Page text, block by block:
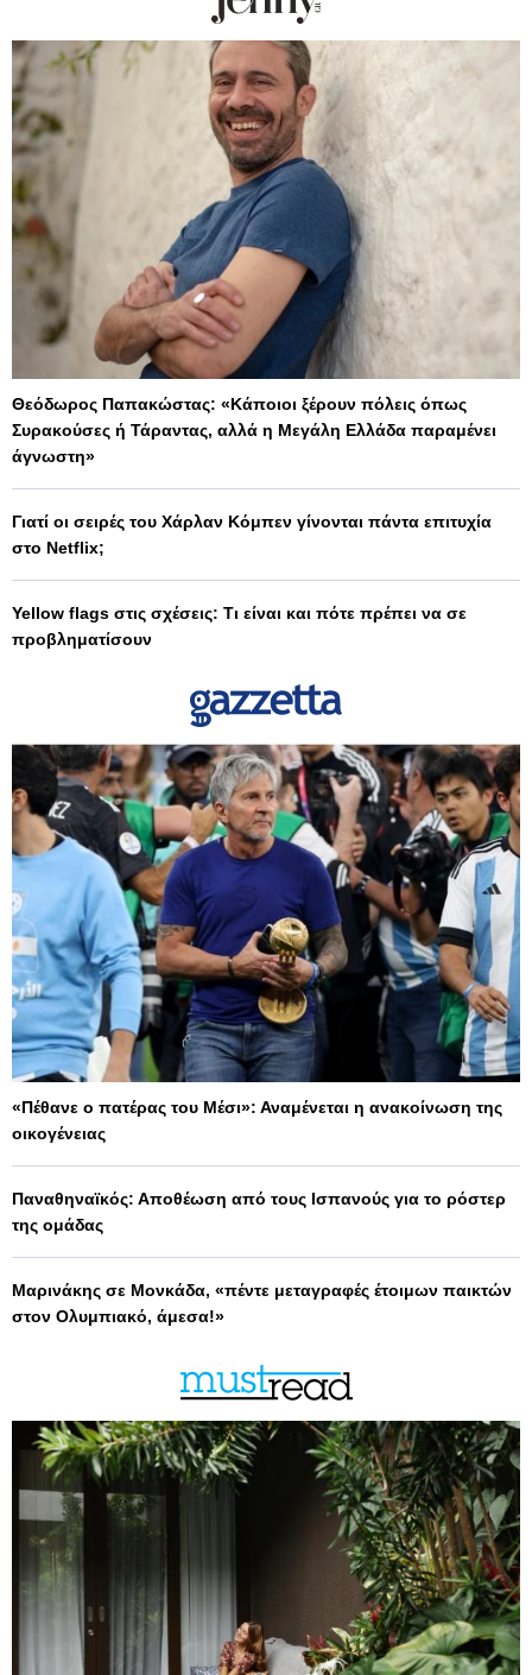
Θεόδωρος Παπακώστας: «Κάποιοι ξέρουν πόλεις όπως
Συρακούσες ή Τάραντας, αλλά η Μεγάλη Ελλάδα παραμένει
άγνωστη»
Γιατί οι σειρές του Χάρλαν Κόμπεν γίνονται πάντα επιτυχία
στο Netflix;
Yellow flags στις σχέσεις: Τι είναι και πότε πρέπει να σε
προβληματίσουν
«Πέθανε ο πατέρας του Μέσι»: Αναμένεται η ανακοίνωση της
οικογένειας
Παναθηναϊκός: Αποθέωση από τους Ισπανούς για το ρόστερ
της ομάδας
Μαρινάκης σε Μονκάδα, «πέντε μεταγραφές έτοιμων παικτών
στον Ολυμπιακό, άμεσα!»